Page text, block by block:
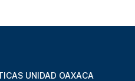
UNIDAD OAXACA